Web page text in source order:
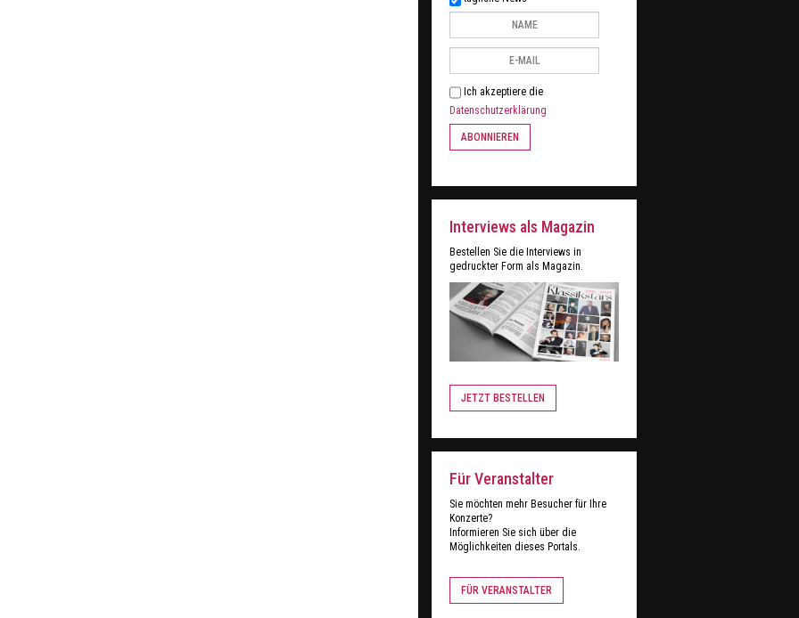
Ich akzeptiere die
Datenschutzerklärung
ABONNIEREN
Interviews als Magazin
Bestellen Sie die Interviews in
gedruckter Form als Magazin.
JETZT BESTELLEN
Für Veranstalter
Sie möchten mehr Besucher für Ihre
Konzerte?
Informieren Sie sich über die
Möglichkeiten dieses Portals.
FÜR VERANSTALTER